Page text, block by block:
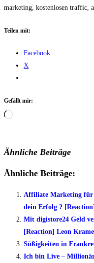
marketing, kostenlosen traffic,
Teilen mit:
Facebook
X
Gefällt mir:
Wird
Ähnliche Beiträge
Ähnliche Beiträge:
Affiliate Marketing für
dein Erfolg ? [Reaction]
Mit digistore24 Geld
[Reaction] Leon
Süßigkeiten in
Ich bin Live –